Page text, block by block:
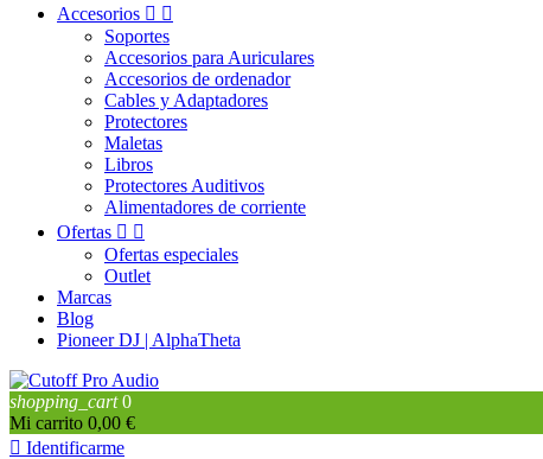
Accesorios  
Soportes
Accesorios para Auriculares
Accesorios de ordenador
Cables y Adaptadores
Protectores
Maletas
Libros
Protectores Auditivos
Alimentadores de corriente
Ofertas  
Ofertas especiales
Outlet
Marcas
Blog
Pioneer DJ | AlphaTheta
shopping_cart 0
Mi carrito 0,00 €
 Identificarme